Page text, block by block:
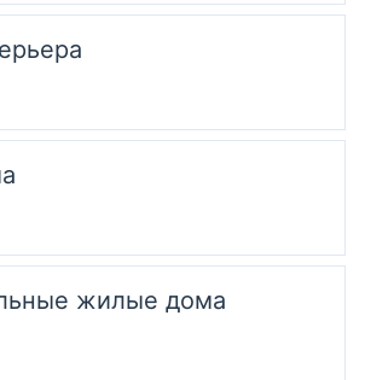
жилые дома